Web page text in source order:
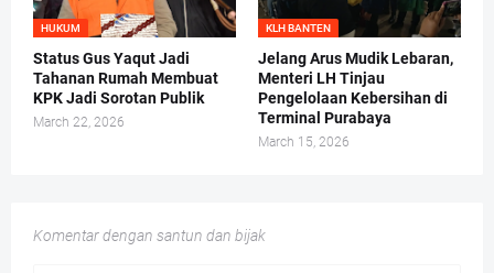
HUKUM
Status Gus Yaqut Jadi
Tahanan Rumah Membuat
KPK Jadi Sorotan Publik
March 22, 2026
KLH BANTEN
Jelang Arus Mudik Lebaran,
Menteri LH Tinjau
Pengelolaan Kebersihan di
Terminal Purabaya
March 15, 2026
Komentar dengan santun dan bijak